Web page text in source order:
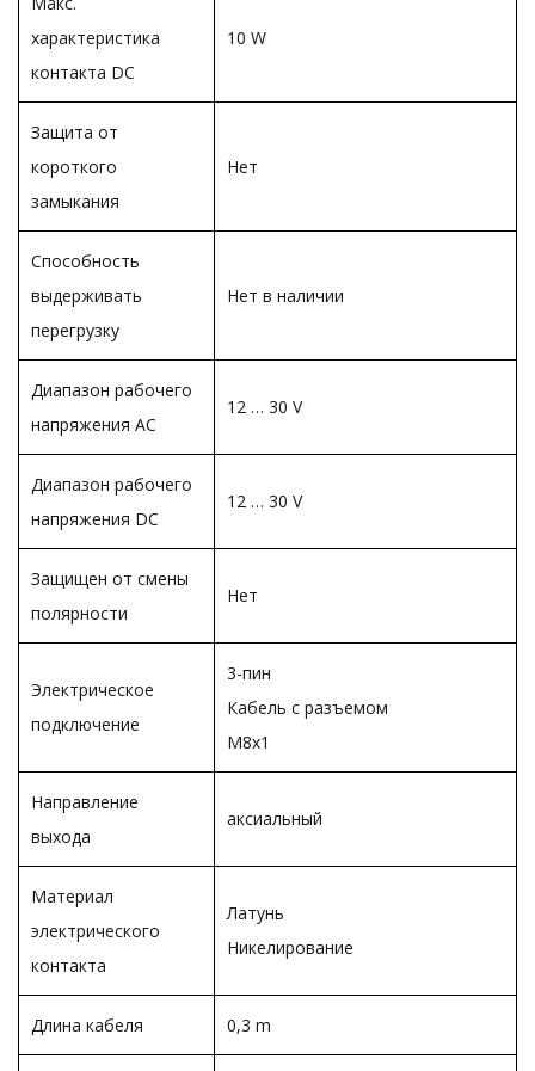
характеристика
контакта DC
10 W
Защита от
короткого
замыкания
Нет
Способность
выдерживать
перегрузку
Нет в наличии
Диапазон рабочего
напряжения АС
12 … 30 V
Диапазон рабочего
напряжения DC
12 … 30 V
Защищен от смены
полярности
Нет
Электрическое
подключение
3-пин
Кабель с разъемом
M8x1
Направление
выхода
аксиальный
Материал
электрического
контакта
Латунь
Никелирование
Длина кабеля 0,3 m